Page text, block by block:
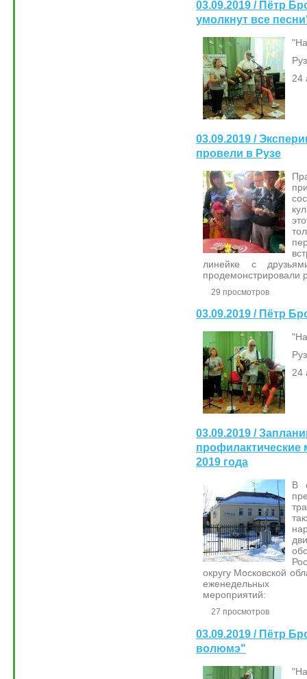
03.09.2019 / Пётр
умолкнут все
24
03.09.2019 /
провели в Рузе
линейке с
продемонстрировали
29 просмотров
03.09.2019 / Пётр
24
03.09.2019 /
профилактические
2019 года
В
округу Московской
еженедельных
мероприятий:
27 просмотров
03.09.2019 / Пётр
волюмэ"